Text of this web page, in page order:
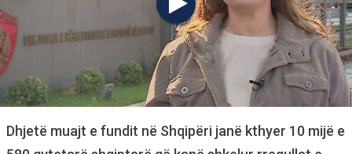
Dhjetë muajt e fundit në Shqipëri janë kthyer 10 mijë e